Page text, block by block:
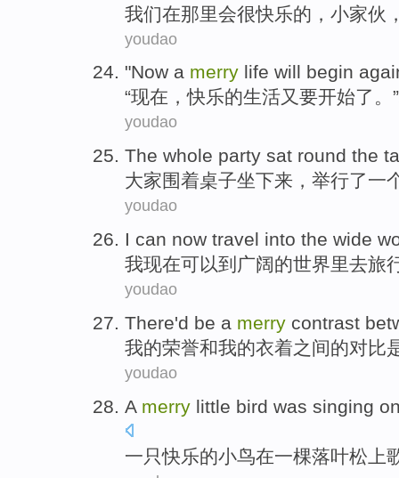
我们在那里会很快乐的， 小家伙
youdao
"Now a merry life will begin
“现在 ，快乐的生活又 要开始了 。”
youdao
The whole party sat round the
大家围着桌子坐下来 ， 举行了一
youdao
I can now travel into the wide
我现在可以到 广阔的世界里去旅
youdao
There'd be a merry contrast
我的荣誉和我的衣着之间的对比
youdao
A merry little bird was singing
一 只快乐的小鸟在一棵落叶松 上